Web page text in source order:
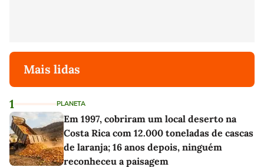
Mais lidas
1 PLANETA
Em 1997, cobriram um local deserto na
Costa Rica com 12.000 toneladas de cascas
de laranja; 16 anos depois, ninguém
reconheceu a paisagem